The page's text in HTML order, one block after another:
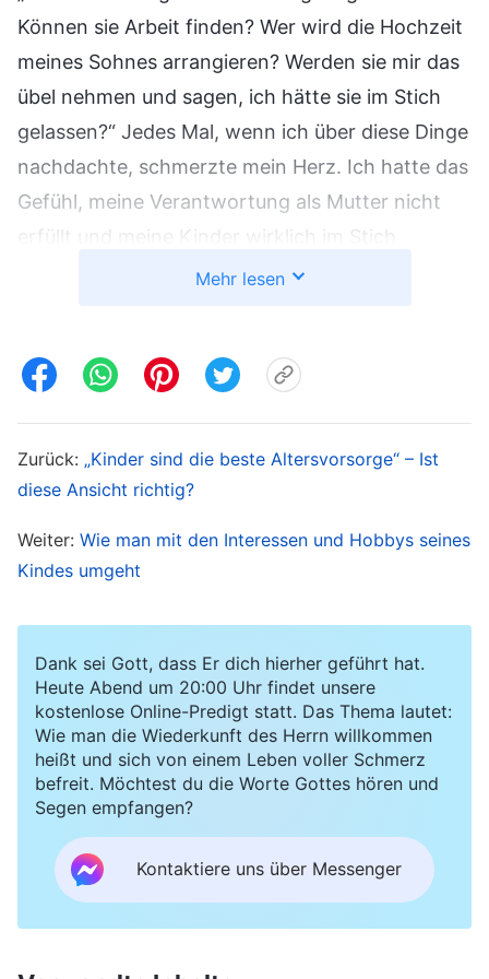
Können sie Arbeit finden? Wer wird die Hochzeit
meines Sohnes arrangieren? Werden sie mir das
übel nehmen und sagen, ich hätte sie im Stich
gelassen?“ Jedes Mal, wenn ich über diese Dinge
nachdachte, schmerzte mein Herz. Ich hatte das
Gefühl, meine Verantwortung als Mutter nicht
erfüllt und meine Kinder wirklich im Stich
gelassen zu haben. Ich wollte wirklich
so gequält. Zu dieser Zeit las ich einen Abschnitt
alles ganz und gar für Mich zu opfern? Ihr seid
Kreis, ihr denkt an eure Familie, an die äußere
Welt, an Nahrung und Kleidung. Trotz der
Tatsache, dass du hier vor Mir bist und Dinge
für Mich tust, denkst du in deinem Herzen
immer noch an deine Frau, deine Kinder und
deine Eltern zu Hause. Sind sie dein Eigentum?
Warum vertraust du sie nicht Meinen Händen
an? Vertraust du Mir nicht? Oder liegt es daran,
Anordnungen für dich treffen werde?“(Das
Wort, Bd. 1, Das Erscheinen und Wirken Gottes:
Kundgebungen Christi am Anfang, Kapitel 59).
Nachdem ich Gottes Worte gelesen hatte, fühlte
Mehr lesen
Zurück: „Kinder sind die beste Altersvorsorge“ – Ist
diese Ansicht richtig?
Weiter: Wie man mit den Interessen und Hobbys seines
Kindes umgeht
Dank sei Gott, dass Er dich hierher geführt hat.
Heute Abend um 20:00 Uhr findet unsere
kostenlose Online-Predigt statt. Das Thema lautet:
Wie man die Wiederkunft des Herrn willkommen
heißt und sich von einem Leben voller Schmerz
befreit. Möchtest du die Worte Gottes hören und
Segen empfangen?
Kontaktiere uns über Messenger